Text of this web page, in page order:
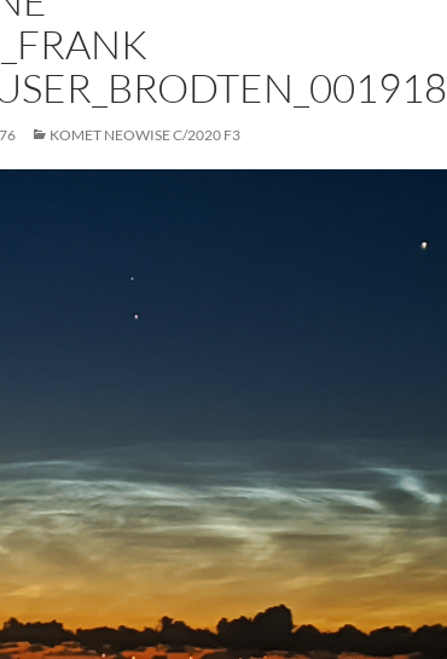
KOMET NEOWISE C/2020 F3